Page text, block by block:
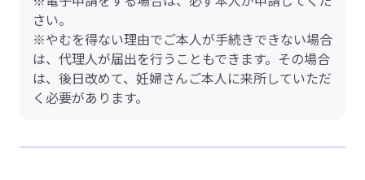
さい。
※やむを得ない理由でご本人が手続きできない場合
は、代理人が届出を行うこともできます。その場合
は、後日改めて、妊婦さんご本人に来所していただ
く必要があります。